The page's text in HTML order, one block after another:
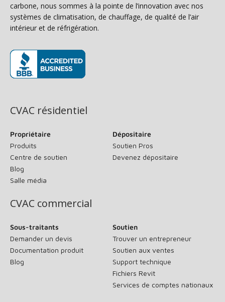
carbone, nous sommes à la pointe de l’innovation avec nos
systèmes de climatisation, de chauffage, de qualité de l’air
intérieur et de réfrigération.
CVAC résidentiel
Propriétaire
Produits
Centre de soutien
Blog
Salle média
Dépositaire
Soutien Pros
Devenez dépositaire
CVAC commercial
Sous-traitants
Demander un devis
Documentation produit
Blog
Soutien
Trouver un entrepreneur
Soutien aux ventes
Support technique
Fichiers Revit
Services de comptes nationaux